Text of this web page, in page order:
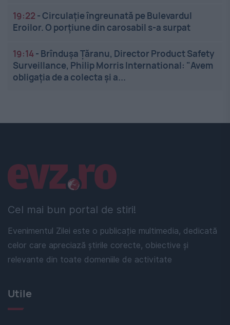
19:22 -Circulație îngreunată pe Bulevardul
Eroilor. O porțiune din carosabil s-a surpat
19:14- Brîndușa Țăranu, Director Product Safety
Surveillance, Philip Morris International: "Avem
obligația de a colecta și a...
Cel mai bun portal de stiri!
Evenimentul Zilei este o publicație multimedia, dedicată
celor care apreciază știrile corecte, obiective și
relevante din toate domeniile de activitate
Linkuri utile
Utile